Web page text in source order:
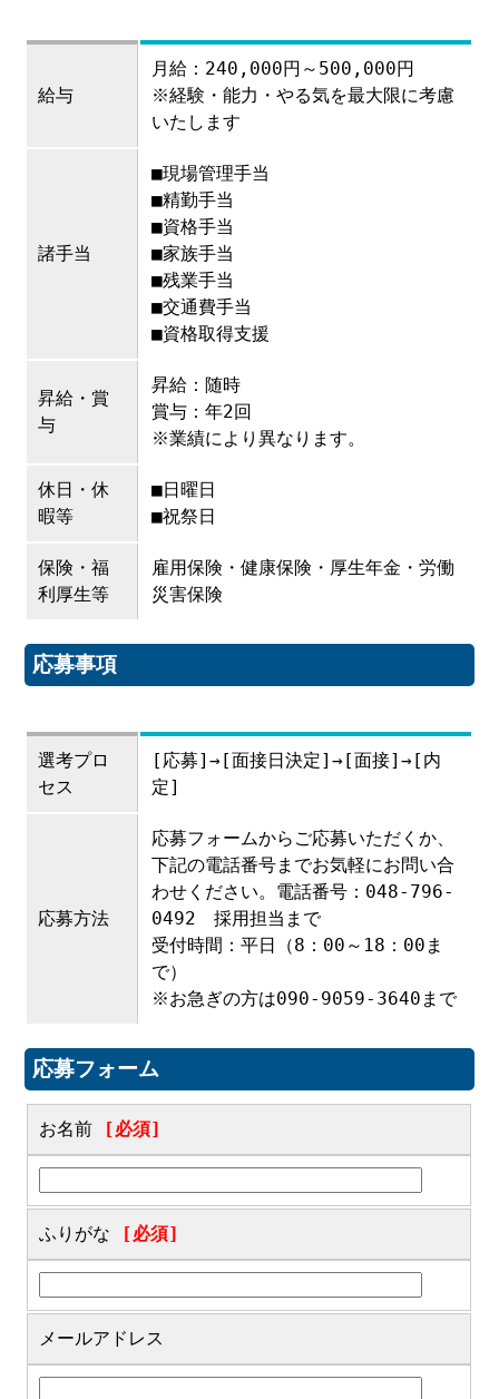
給与
月給：240,000円～500,000円
※経験・能力・やる気を最大限に考慮
いたします
諸手当
■現場管理手当
■精勤手当
■資格手当
■家族手当
■残業手当
■交通費手当
■資格取得支援
昇給・賞
与
昇給：随時
賞与：年2回
※業績により異なります。
休日・休
暇等
■日曜日
■祝祭日
保険・福
利厚生等
雇用保険・健康保険・厚生年金・労働
災害保険
応募事項
選考プロ
セス
[応募]→[面接日決定]→[面接]→[内
定]
応募方法
応募フォームからご応募いただくか、
下記の電話番号までお気軽にお問い合
わせください。電話番号：048-796-
0492 採用担当まで
受付時間：平日（8：00～18：00ま
で）
※お急ぎの方は090-9059-3640まで
応募フォーム
お名前 [必須]
ふりがな [必須]
メールアドレス